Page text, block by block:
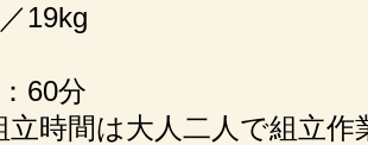
19kg
60分
時間は大人二人で組立作